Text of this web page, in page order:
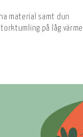
material samt dun
på låg